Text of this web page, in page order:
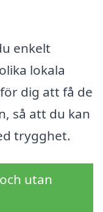
enkelt
lokala
dig att få de
så att du kan
trygghet.
utan